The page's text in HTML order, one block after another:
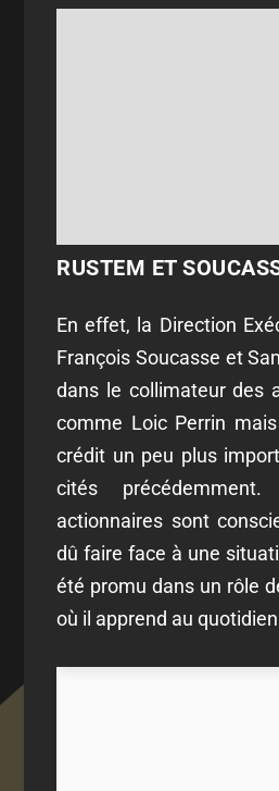
RUSTEM ET
En effet, la Direction
François Soucasse et
dans le collimateur des
comme Loic Perrin
crédit un peu plus
cités
actionnaires sont
dû faire face à une
été promu dans un rôle
où il apprend au